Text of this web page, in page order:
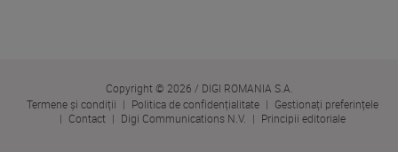
Copyright © 2026 / DIGI ROMANIA S.A.
Termene și condiții
Politica de confidențialitate
Gestionați preferințele
Contact
Digi Communications N.V. Principii editoriale